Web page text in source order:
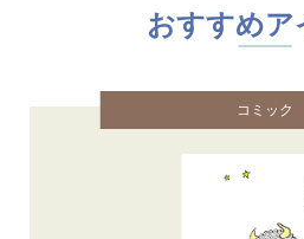
おすすめア
コミック